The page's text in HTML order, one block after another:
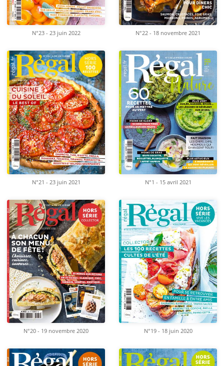
N°23 - 23 juin 2022 N°22 - 18 novembre 2021
N°21 - 23 juin 2021 N°1 - 15 avril 2021
N°20 - 19 novembre 2020 N°19 - 18 juin 2020